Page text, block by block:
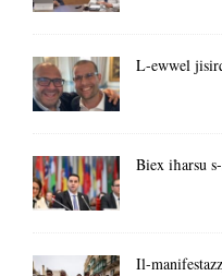
L-ewwel
Biex iħarsu
Il-